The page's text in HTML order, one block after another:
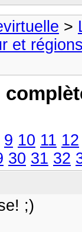
>
et
9 10 11 12
30 31 32
;)